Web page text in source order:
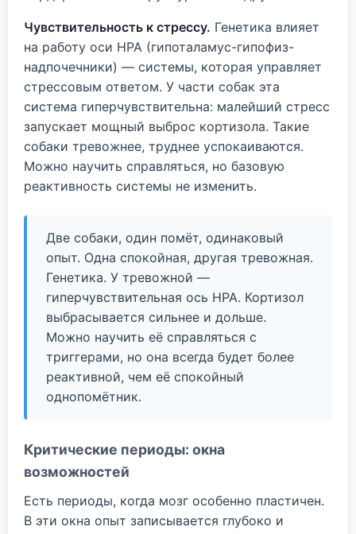
Чувствительность к стрессу. Генетика влияет
на работу оси HPA (гипоталамус-гипофиз-
надпочечники) — системы, которая управляет
стрессовым ответом. У части собак эта
система гиперчувствительна: малейший стресс
запускает мощный выброс кортизола. Такие
собаки тревожнее, труднее успокаиваются.
Можно научить справляться, но базовую
реактивность системы не изменить.
Две собаки, один помёт, одинаковый
опыт. Одна спокойная, другая тревожная.
Генетика. У тревожной —
гиперчувствительная ось HPA. Кортизол
выбрасывается сильнее и дольше.
Можно научить её справляться с
триггерами, но она всегда будет более
реактивной, чем её спокойный
однопомётник.
Критические периоды: окна
возможностей
Есть периоды, когда мозг особенно пластичен.
В эти окна опыт записывается глубоко и